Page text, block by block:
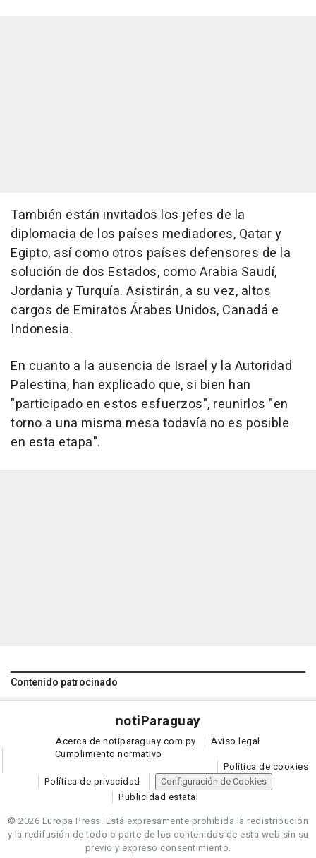
También están invitados los jefes de la
diplomacia de los países mediadores, Qatar y
Egipto, así como otros países defensores de la
solución de dos Estados, como Arabia Saudí,
Jordania y Turquía. Asistirán, a su vez, altos
cargos de Emiratos Árabes Unidos, Canadá e
Indonesia.
En cuanto a la ausencia de Israel y la Autoridad
Palestina, han explicado que, si bien han
"participado en estos esfuerzos", reunirlos "en
torno a una misma mesa todavía no es posible
en esta etapa".
Contenido patrocinado
notiParaguay
Acerca de notiparaguay.com.py
Aviso legal
Cumplimiento normativo
Política de cookies
Política de privacidad
Configuración de Cookies
Publicidad estatal
© 2026 Europa Press. Está expresamente prohibida la redistribución
y la redifusión de todo o parte de los contenidos de esta web sin su
previo y expreso consentimiento.